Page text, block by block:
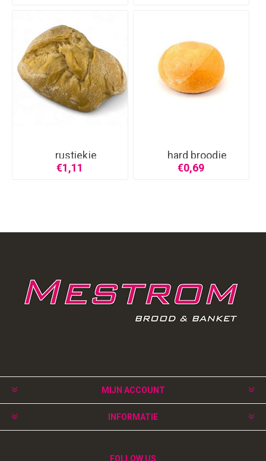
rustiekje
€1,11
hard broodje
€0,69
MIJN ACCOUNT
INFORMATIE
FOLLOW US